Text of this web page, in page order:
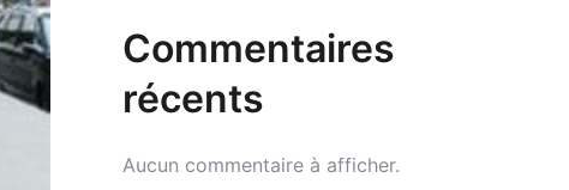
Commentaires
récents
Aucun commentaire à afficher.